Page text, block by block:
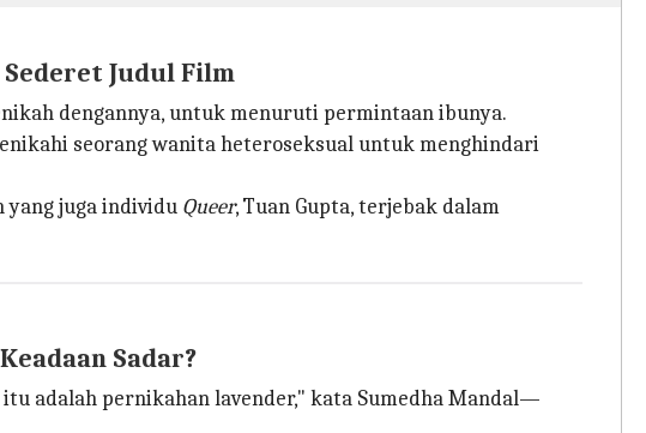
Judul Film
dengannya, untuk menuruti permintaan ibunya.
seorang wanita heteroseksual untuk menghindari
yang juga individu Queer, Tuan Gupta, terjebak dalam
Sadar?
adalah pernikahan lavender," kata Sumedha Mandal—